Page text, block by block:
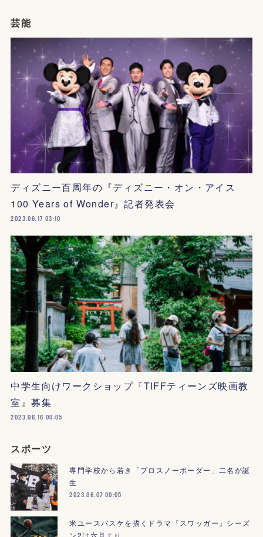
芸能
ディズニー百周年の『ディズニー・オン・アイス
100 Years of Wonder』記者発表会
2023.06.17 03:10
中学生向けワークショップ『TIFFティーンズ映画教
室』募集
2023.06.16 00:05
スポーツ
専門学校から若き「プロスノーボーダー」二名が誕
生
2023.06.07 00:05
米ユースバスケを描くドラマ『スワッガー』シーズ
ン2は六月より